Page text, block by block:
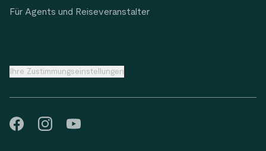
Für Agents und Reiseveranstalter
Ihre Zustimmungseinstellungen